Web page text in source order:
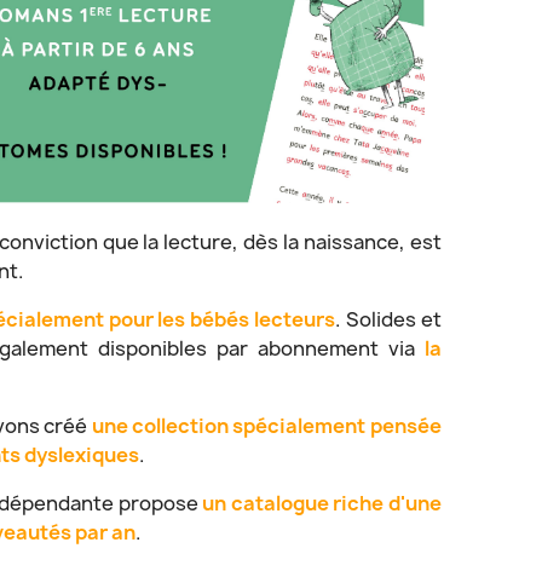
que la lecture, dès la naissance, est
pour les bébés lecteurs. Solides et
disponibles par abonnement via la
créé une collection spécialement pensée
dyslexiques.
propose un catalogue riche d'une
par an.